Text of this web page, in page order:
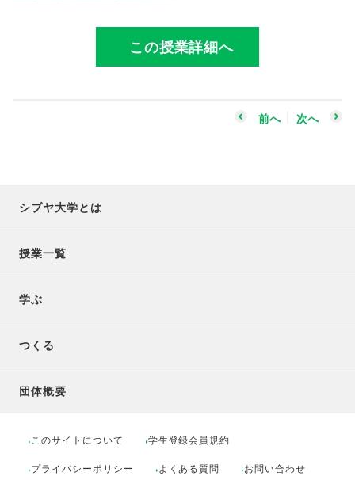
この授業詳細へ
前へ 次へ
シブヤ大学とは
授業一覧
学ぶ
つくる
団体概要
このサイトについて 学生登録会員規約
プライバシーポリシー よくある質問 お問い合わせ